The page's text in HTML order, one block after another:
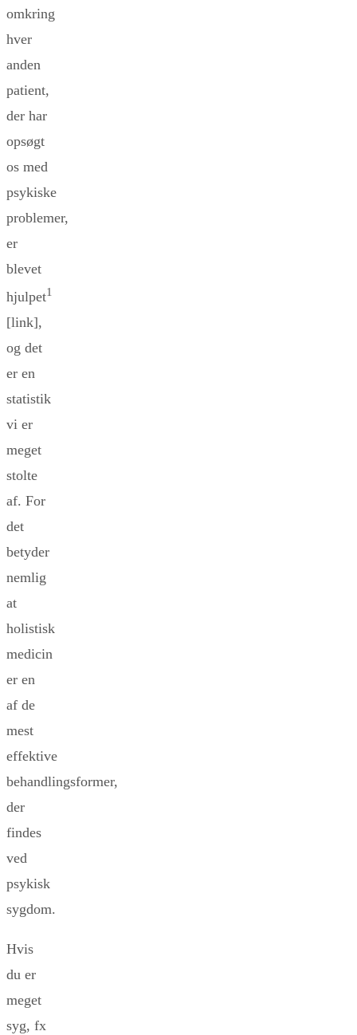
omkring
hver
anden
patient,
der har
opsøgt
os med
psykiske
problemer,
er
blevet
hjulpet1
[link],
og det
er en
statistik
vi er
meget
stolte
af. For
det
betyder
nemlig
at
holistisk
medicin
er en
af de
mest
effektive
behandlingsformer,
der
findes
ved
psykisk
sygdom.
Hvis
du er
meget
syg, fx